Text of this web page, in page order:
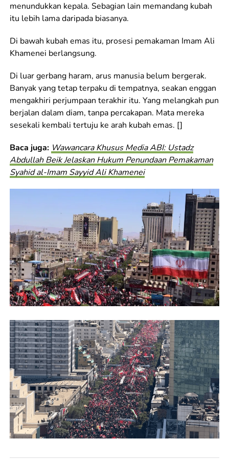
menundukkan kepala. Sebagian lain memandang kubah
itu lebih lama daripada biasanya.
Di bawah kubah emas itu, prosesi pemakaman Imam Ali
Khamenei berlangsung.
Di luar gerbang haram, arus manusia belum bergerak.
Banyak yang tetap terpaku di tempatnya, seakan enggan
mengakhiri perjumpaan terakhir itu. Yang melangkah pun
berjalan dalam diam, tanpa percakapan. Mata mereka
sesekali kembali tertuju ke arah kubah emas. []
Baca juga: Wawancara Khusus Media ABI: Ustadz
Abdullah Beik Jelaskan Hukum Penundaan Pemakaman
Syahid al-Imam Sayyid Ali Khamenei